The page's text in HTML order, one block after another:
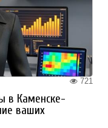
721
в Каменске-
ваших